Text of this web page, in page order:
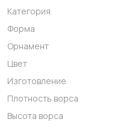
Категория
Форма
Орнамент
Цвет
Изготовление
Плотность ворса
Высота ворса